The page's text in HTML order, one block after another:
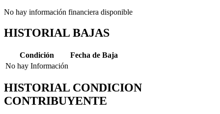
No hay información financiera disponible
HISTORIAL BAJAS
Condición
Fecha de Baja
No hay Información
HISTORIAL CONDICION
CONTRIBUYENTE